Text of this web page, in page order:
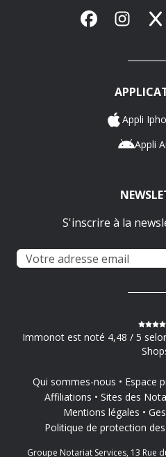
FacebookInstagram
X
Appli
Appli
S'inscrire à la
Immonot est noté 4,48 / 5
Qui sommes-nous Espace
Affiliations
Sites des
Mentions légales
Politique de protection
Groupe Notariat Services, 13 Rue